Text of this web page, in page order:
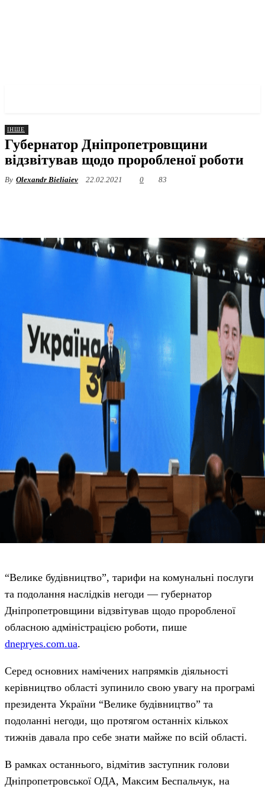
ІНШЕ
Губернатор Дніпропетровщини
відзвітував щодо проробленої роботи
By Olexandr Bieliaiev 22.02.2021 0 83
“Велике будівництво”, тарифи на комунальні послуги
та подолання наслідків негоди — губернатор
Дніпропетровщини відзвітував щодо проробленої
обласною адміністрацією роботи, пише
dnepryes.com.ua.
Серед основних намічених напрямків діяльності
керівництво області зупинило свою увагу на програмі
президента України “Велике будівництво” та
подоланні негоди, що протягом останніх кількох
тижнів давала про себе знати майже по всій області.
В рамках останнього, відмітив заступник голови
Дніпропетровської ОДА, Максим Беспальчук, на